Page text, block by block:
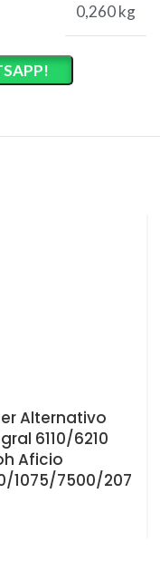
0,260 kg
Alternativo
6110/6210
Aficio
1075/7500/207